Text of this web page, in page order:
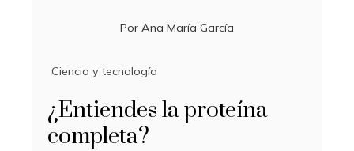
Por Ana María García
Ciencia y tecnología
¿Entiendes la proteína
completa?